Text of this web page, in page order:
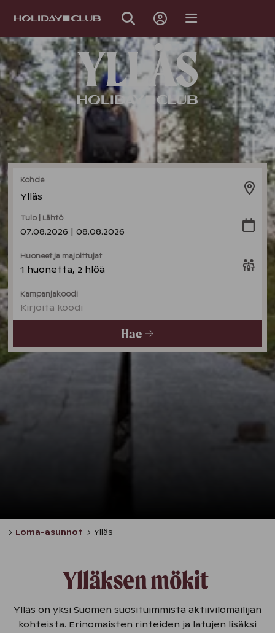
Kohde
Ylläs
Huoneet ja majoittujat
1 huonetta, 2 hlöä
Tulo | Lähtö
07.08.2026 | 08.08.2026
Kampanjakoodi
Kirjoita koodi
Hae
Loma-asunnot Ylläs
Ylläksen mökit
Ylläs on yksi Suomen suosituimmista aktiivilomailijan
kohteista. Erinomaisten rinteiden ja latujen lisäksi